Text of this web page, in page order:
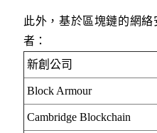
此外，基於區塊鏈的網
者：
新創公司
Block Armour
Cambridge Blockchain